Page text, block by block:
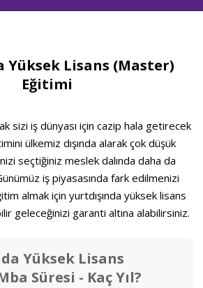
Yüksek Lisans (Master)
Eğitimi
sizi iş dünyası için cazip hala getirecek
ülkemiz dışında alarak çok düşük
seçtiğiniz meslek dalında daha da
iş piyasasında fark edilmenizi
almak için yurtdışında yüksek lisans
geleceğinizi garanti altına alabilirsiniz.
Yüksek Lisans
Süresi - Kaç Yıl?